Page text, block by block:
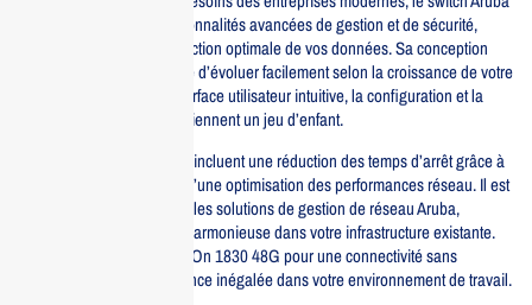
IOn 1830 intègre des fonctionnalités avancées de gestion et de sécurité,
garantissant ainsi une protection optimale de vos données. Sa conception
modulaire offre la possibilité d’évoluer facilement selon la croissance de votre
entreprise. Grâce à une interface utilisateur intuitive, la configuration et la
gestion de votre réseau deviennent un jeu d’enfant.
Les avantages de ce switch incluent une réduction des temps d’arrêt grâce à
une fiabilité accrue, ainsi qu’une optimisation des performances réseau. Il est
également compatible avec les solutions de gestion de réseau Aruba,
permettant une intégration harmonieuse dans votre infrastructure existante.
Choisissez le switch Aruba IOn 1830 48G pour une connectivité sans
compromis et une performance inégalée dans votre environnement de travail.